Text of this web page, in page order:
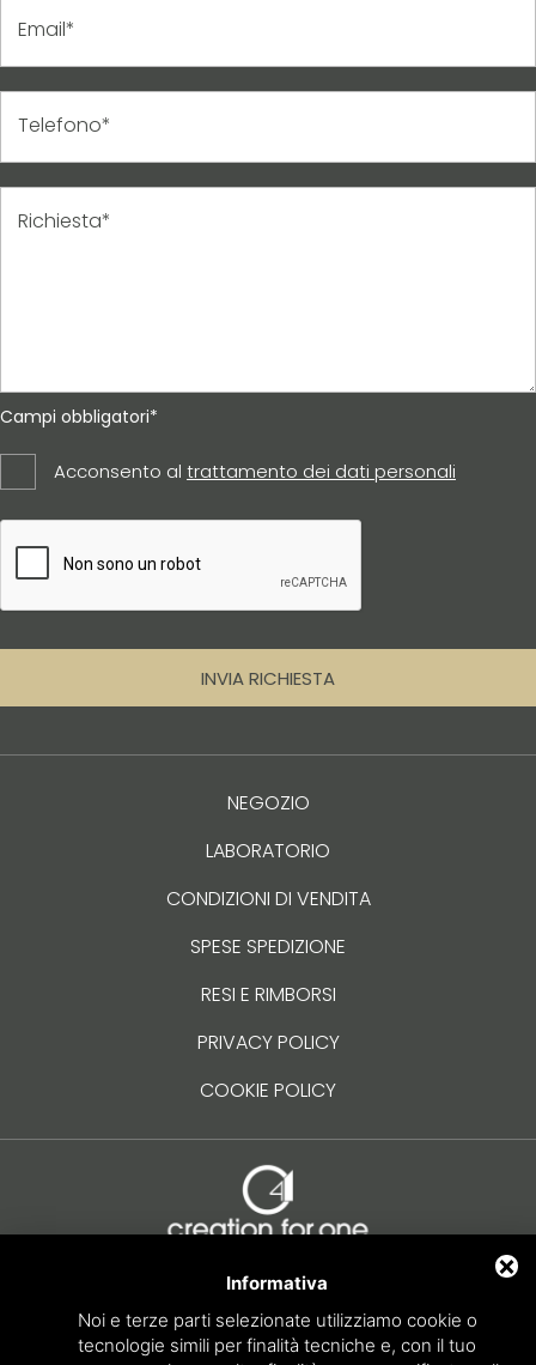
Email*
Telefono*
Richiesta*
Campi obbligatori*
Acconsento al trattamento dei dati personali
INVIA RICHIESTA
NEGOZIO
LABORATORIO
CONDIZIONI DI VENDITA
SPESE SPEDIZIONE
RESI E RIMBORSI
PRIVACY POLICY
COOKIE POLICY
creation.for.one
Via XX Settembre, 24 – 30035 Mirano (VE)
041481091- info@creation4one.com
Informativa
Noi e terze parti selezionate utilizziamo cookie o
tecnologie simili per finalità tecniche e, con il tuo